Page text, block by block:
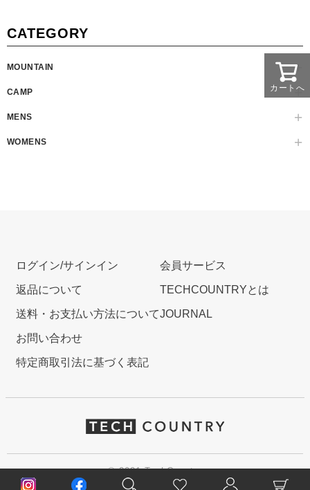
CATEGORY
MOUNTAIN
CAMP
MENS
WOMENS
カートへ
ログイン/サインイン
返品について
送料・お支払い方法について
お問い合わせ
特定商取引法に基づく表記
会員サービス
TECHCOUNTRYとは
JOURNAL
© 2021 TechCountry